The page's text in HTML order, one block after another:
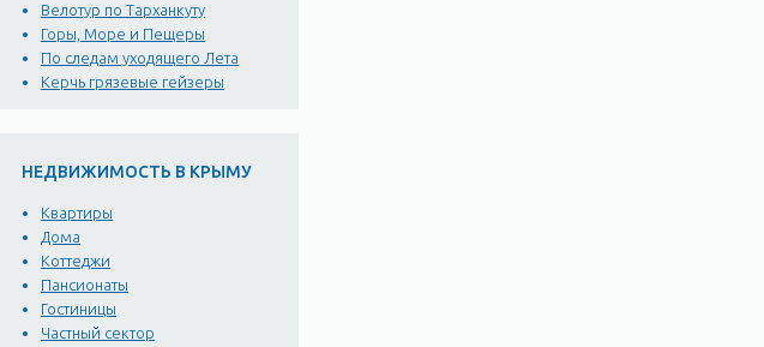
Велотур по Тарханкуту
Горы, Море и Пещеры
По следам уходящего Лета
Керчь грязевые гейзеры
НЕДВИЖИМОСТЬ В КРЫМУ
Квартиры
Дома
Коттеджи
Пансионаты
Гостиницы
Частный сектор